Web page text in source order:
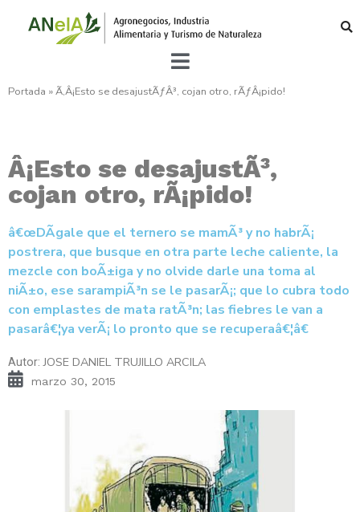
Portada »Ã‚Â¡Esto se desajustÃƒÂ³, cojan otro, rÃƒÂ¡pido!
Â¡Esto se desajustÃ³,
cojan otro, rÃ¡pido!
â€œDÃ­gale que el ternero se mamÃ³ y no habrÃ¡
postrera, que busque en otra parte leche caliente, la
mezcle con boÃ±iga y no olvide darle una toma al
niÃ±o, ese sarampiÃ³n se le pasarÃ¡; que lo cubra todo
con emplastes de mata ratÃ³n; las fiebres le van a
pasarâ€¦ya verÃ¡ lo pronto que se recuperaâ€¦â€
Autor:JOSE DANIEL TRUJILLO ARCILA
marzo 30, 2015